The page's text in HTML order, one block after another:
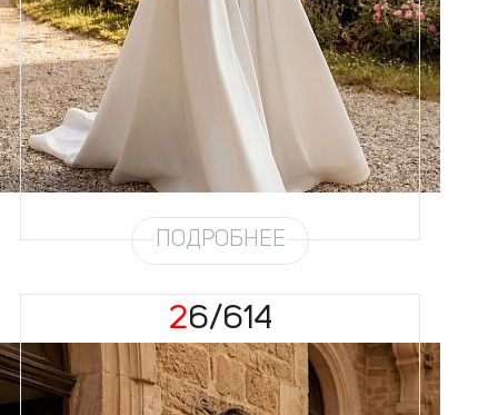
Цвет
Айвори
Силуэт
Пышный
Кружево
Жемчуг
Юбка
Атлас плотный 4,5 метра +
Шлейф
Возможен
ПОДРОБНЕЕ
26/614